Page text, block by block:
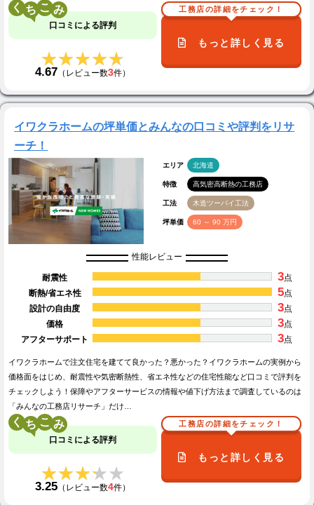
く こ
口コミによる評判
★★★★★
★★★★★
4.67 （レビュー数3件）
工務店の詳細をチェック！
もっと詳しく見る
イワクラホームの坪単価とみんなの口コミや評判をリサ
ーチ！
エリア 北海道
特徴 高気密高断熱の工務店
工法 木造ツーバイ工法
坪単価 60 ～ 90 万円
性能レビュー
耐震性 3点
断熱/省エネ性
5点
設計の自由度
3点
価格
3点
アフターサポート
3点
イワクラホームで注文住宅を建てて良かった？悪かった？イワクラホームの実例から
価格面をはじめ、耐震性や気密断熱性、省エネ性などの住宅性能など口コミで評判を
チェックしよう！保障やアフターサービスの情報や値下げ方法まで調査しているのは
「みんなの工務店リサーチ」だけ…
く こ
口コミによる評判
★★★★★
★★★★★
3.25 （レビュー数4件）
工務店の詳細をチェック！
もっと詳しく見る